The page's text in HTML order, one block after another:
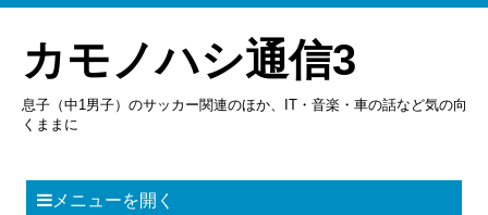
カモノハシ通信3
息子（中1男子）のサッカー関連のほか、IT・音楽・車の話など気の向
くままに
メニューを開く